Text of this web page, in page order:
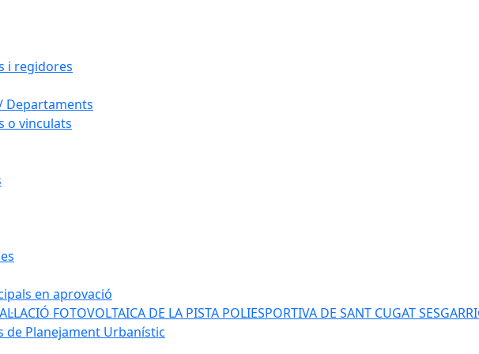
i regidores
Departaments
o vinculats
en aprovació
FOTOVOLTAICA DE LA PISTA POLIESPORTIVA DE SANT CUGAT
Planejament Urbanístic